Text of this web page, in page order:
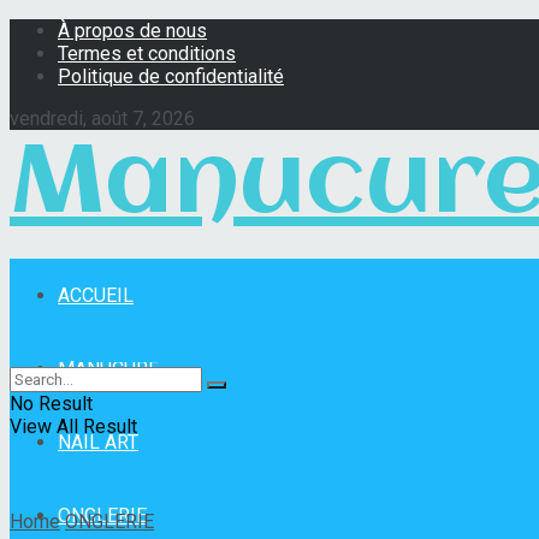
À propos de nous
Termes et conditions
Politique de confidentialité
vendredi, août 7, 2026
ACCUEIL
MANUCURE
NAIL ART
ONGLERIE
No Result
View All Result
Home ONGLERIE